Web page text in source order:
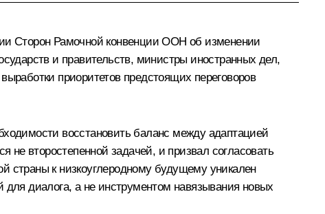
Сторон Рамочной конвенции ООН об изменении
и правительств, министры иностранных дел,
приоритетов предстоящих переговоров
восстановить баланс между адаптацией
второстепенной задачей, и призвал согласовать
страны к низкоуглеродному будущему уникален
диалога, а не инструментом навязывания новых